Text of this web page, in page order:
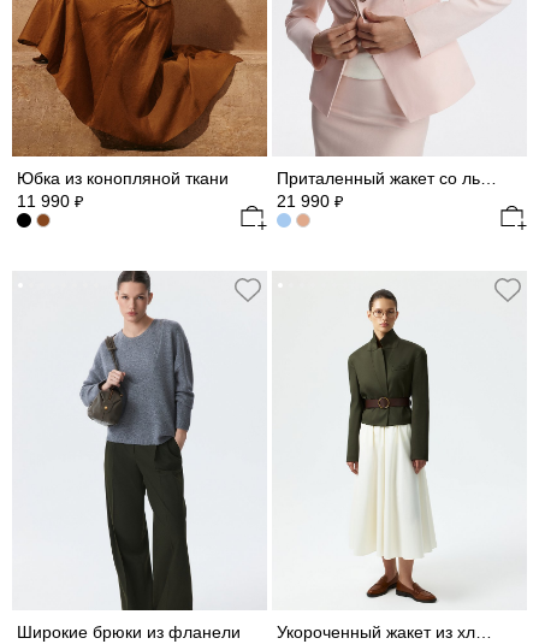
Юбка из конопляной ткани
11 990 ₽
21 990 ₽
Широкие брюки из фланели